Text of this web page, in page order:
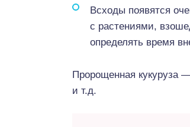
Всходы появятся
с растениями,
определять время
Пророщенная кукуруза
и т.д.